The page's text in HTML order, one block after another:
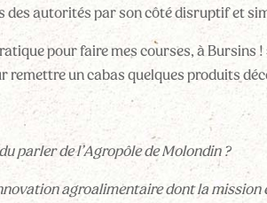
des autorités par son côté disruptif et
pour faire mes courses, à Bursins
remettre un cabas quelques produits
parler de l’Agropôle de Molondin ?
agroalimentaire dont la